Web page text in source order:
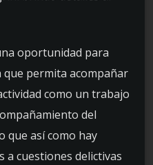
oportunidad para
permita acompañar
como un trabajo
del
que así como hay
a cuestiones delictivas